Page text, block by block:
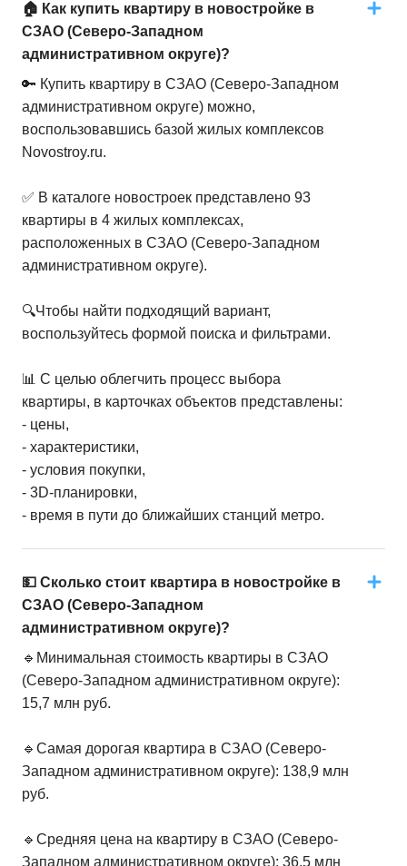
🏠 Как купить квартиру в новостройке в
СЗАО (Северо-Западном
административном округе)?
🔑 Купить квартиру в СЗАО (Северо-Западном
административном округе) можно,
воспользовавшись базой жилых комплексов
Novostroy.ru.
✅ В каталоге новостроек представлено 93
квартиры в 4 жилых комплексах,
расположенных в СЗАО (Северо-Западном
административном округе).
🔍Чтобы найти подходящий вариант,
воспользуйтесь формой поиска и фильтрами.
📊 С целью облегчить процесс выбора
квартиры, в карточках объектов представлены:
- цены,
- характеристики,
- условия покупки,
- 3D-планировки,
- время в пути до ближайших станций метро.
💵 Сколько стоит квартира в новостройке в
СЗАО (Северо-Западном
административном округе)?
🔹Минимальная стоимость квартиры в СЗАО
(Северо-Западном административном округе):
15,7 млн руб.
🔹Самая дорогая квартира в СЗАО (Северо-
Западном административном округе): 138,9 млн
руб.
🔹Средняя цена на квартиру в СЗАО (Северо-
Западном административном округе): 36,5 млн